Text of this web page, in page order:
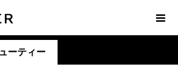
ーティー